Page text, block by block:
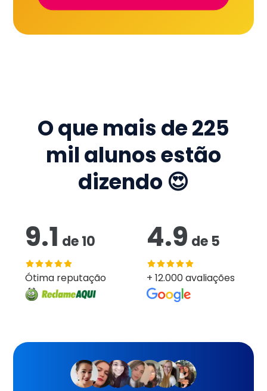
O que mais de225
mil alunos estão
dizendo 😍
9.1 de10
Ótima reputação
4.9 de 5
+ 12.000 avaliações